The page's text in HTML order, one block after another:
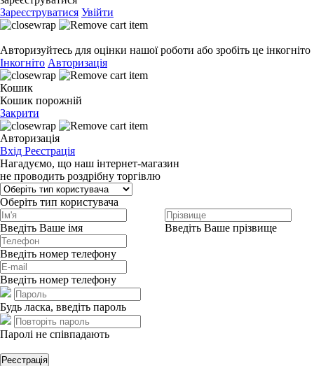
Зареєструватися Увійти
Авторизуйтесь для оцінки нашої роботи або зробіть це інкогніто
Інкогніто Авторизація
Кошик
Кошик порожній
Закрити
Авторизація
Вхід Реєстрація
Нагадуємо, що наш інтернет-магазин
не проводить роздрібну торгівлю
Оберіть тип користувача
Введіть Ваше імя Введіть Ваше прізвище
Введіть номер телефону
Введіть номер телефону
Будь ласка, введіть пароль
Паролі не співпадають
Реєстрація